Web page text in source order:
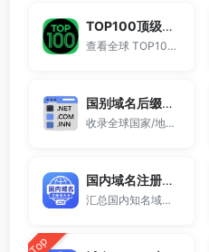
TOP100顶级域名后缀排名榜
查看全球 TOP100 域名后缀。
国别域名后缀大全
收录全球国家/地区代码顶级域名。
国内域名注册商大全
汇总国内知名域名注册商与服务平台。
Top